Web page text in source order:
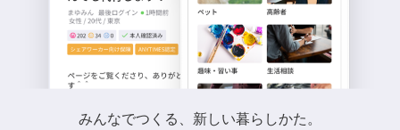
みんなでつくる、新しい暮らしかた。